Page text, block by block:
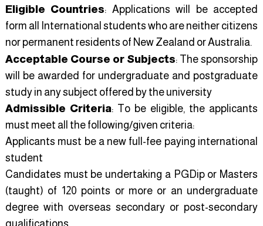
Eligible Countries: Applications will be accepted
form all International students who are neither citizens
nor permanent residents of New Zealand or Australia.
Acceptable Course or Subjects: The sponsorship
will be awarded for undergraduate and postgraduate
study in any subject offered by the university
Admissible Criteria: To be eligible, the applicants
must meet all the following/given criteria:
Applicants must be a new full-fee paying international
student
Candidates must be undertaking a PGDip or Masters
(taught) of 120 points or more or an undergraduate
degree with overseas secondary or post-secondary
qualifications